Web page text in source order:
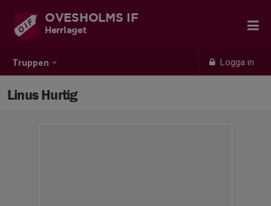
Truppen Logga in
OVESHOLMS IF
Herrlaget
Linus Hurtig